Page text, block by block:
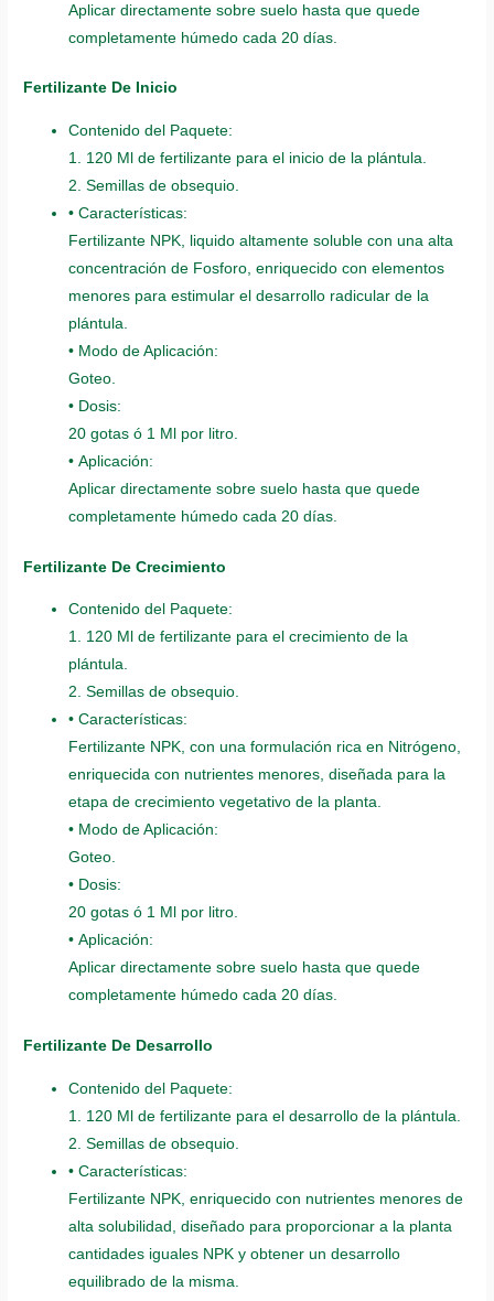
Aplicar directamente sobre suelo hasta que quede
completamente húmedo cada 20 días.
Fertilizante De Inicio
Contenido del Paquete:
1. 120 Ml de fertilizante para el inicio de la plántula.
2. Semillas de obsequio.
• Características:
Fertilizante NPK, liquido altamente soluble con una alta
concentración de Fosforo, enriquecido con elementos
menores para estimular el desarrollo radicular de la
plántula.
• Modo de Aplicación:
Goteo.
• Dosis:
20 gotas ó 1 Ml por litro.
• Aplicación:
Aplicar directamente sobre suelo hasta que quede
completamente húmedo cada 20 días.
Fertilizante De Crecimiento
Contenido del Paquete:
1. 120 Ml de fertilizante para el crecimiento de la
plántula.
2. Semillas de obsequio.
• Características:
Fertilizante NPK, con una formulación rica en Nitrógeno,
enriquecida con nutrientes menores, diseñada para la
etapa de crecimiento vegetativo de la planta.
• Modo de Aplicación:
Goteo.
• Dosis:
20 gotas ó 1 Ml por litro.
• Aplicación:
Aplicar directamente sobre suelo hasta que quede
completamente húmedo cada 20 días.
Fertilizante De Desarrollo
Contenido del Paquete:
1. 120 Ml de fertilizante para el desarrollo de la plántula.
2. Semillas de obsequio.
• Características:
Fertilizante NPK, enriquecido con nutrientes menores de
alta solubilidad, diseñado para proporcionar a la planta
cantidades iguales NPK y obtener un desarrollo
equilibrado de la misma.